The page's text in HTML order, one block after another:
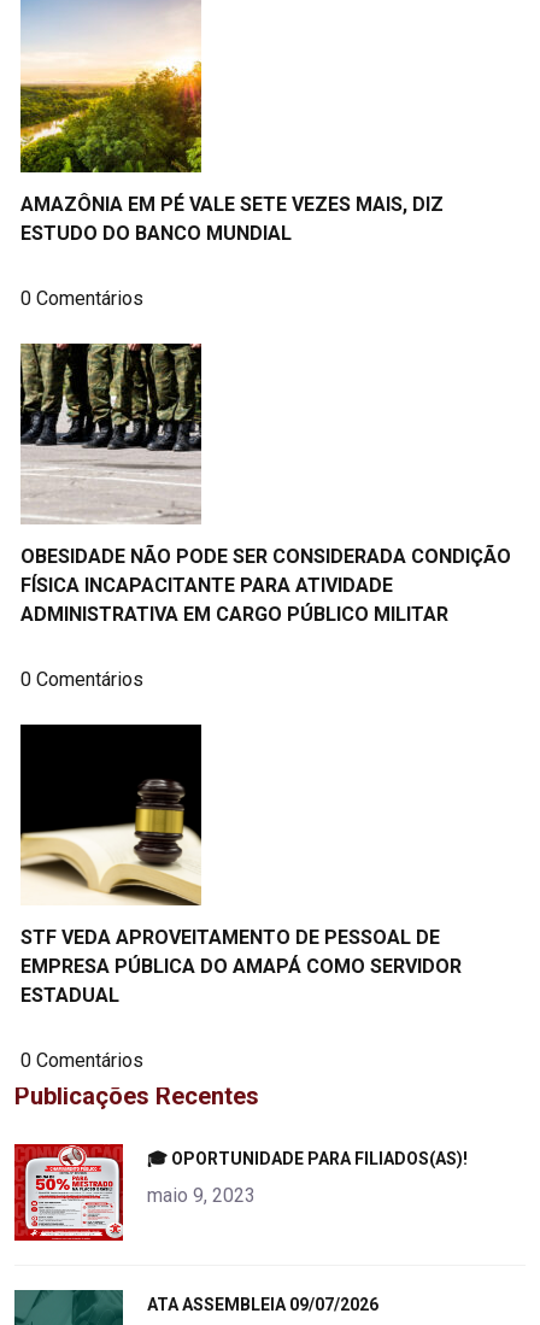
AMAZÔNIA EM PÉ VALE SETE VEZES MAIS, DIZ
ESTUDO DO BANCO MUNDIAL
0 Comentários
OBESIDADE NÃO PODE SER CONSIDERADA CONDIÇÃO
FÍSICA INCAPACITANTE PARA ATIVIDADE
ADMINISTRATIVA EM CARGO PÚBLICO MILITAR
0 Comentários
STF VEDA APROVEITAMENTO DE PESSOAL DE
EMPRESA PÚBLICA DO AMAPÁ COMO SERVIDOR
ESTADUAL
0 Comentários
Publicações Recentes
alt="product">
🎓 OPORTUNIDADE PARA FILIADOS(AS)!
maio 9, 2023
ATA ASSEMBLEIA 09/07/2026